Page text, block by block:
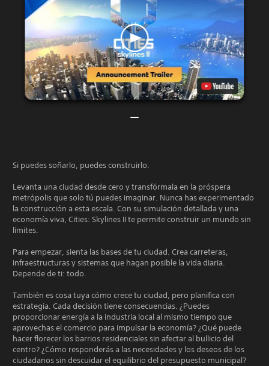
Si puedes soñarlo, puedes construirlo.
Levanta una ciudad desde cero y transfórmala en la próspera
metrópolis que solo tú puedes imaginar. Nunca has experimentado
la construcción a esta escala. Con su simulación detallada y una
economía viva, Cities: Skylines II te permite construir un mundo sin
límites.
Para empezar, sienta las bases de tu ciudad. Crea carreteras,
infraestructuras y sistemas que hagan posible la vida diaria.
Depende de ti: todo.
También es cosa tuya cómo crece tu ciudad, pero planifica con
estrategia. Cada decisión tiene consecuencias. ¿Puedes
proporcionar energía a la industria local al mismo tiempo que
aprovechas el comercio para impulsar la economía? ¿Qué puede
hacer florecer los barrios residenciales sin afectar al bullicio del
centro? ¿Cómo responderás a las necesidades y los deseos de los
ciudadanos sin descuidar el equilibrio del presupuesto municipal?